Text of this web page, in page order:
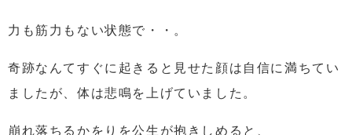
力も筋力もない状態で・・。
奇跡なんてすぐに起きると見せた顔は自信に満ちてい
ましたが、 体は悲鳴を上げていました。
崩れ落ちるかをりを公生が抱きしめると、